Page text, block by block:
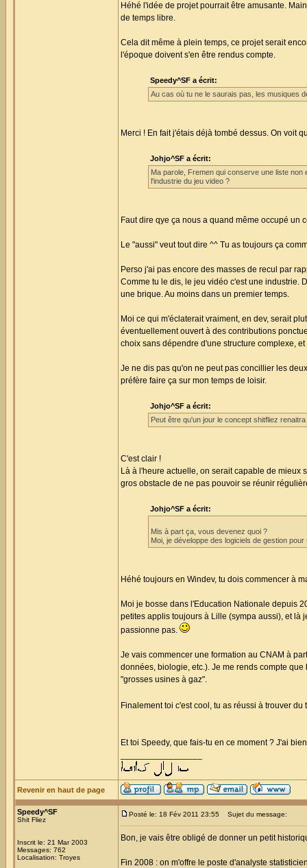
Héhé l'idée de projet pourrait être amusante.
de temps libre.
Cela dit même à plein temps, ce projet serait
l'époque doivent s'en être rendus compte.
Speedy^SF a écrit:
Au cas où tu ne le saurais pas, les musiques
Merci ! En fait j'étais déjà tombé dessus. On voit
Johjo^SF a écrit:
Ma parole, Fremen qui conserve une liste
l'industrie du jeu video ?
Faut dire qye ça nous a quand même occupé un
Le "aussi" veut tout dire ^^ Tu as toujours ça
Perso j'ai pas encore des masses de recul par
Comme tu le dis, le jeu vidéo c'est une industrie.
une brique. Au moins dans un premier temps.
Moi ce qui m'éclaterait vraiment, en dev, serait
éventuellement ouvert à des contributions
choix sans dépendre d'une structure complexe,
Je ne dis pas qu'on ne peut pas concillier les
préfère faire ça sur mon temps de loisir.
Johjo^SF a écrit:
Peut être qu'un jour le concept shitfliez
C'est clair !
Là à l'heure actuelle, on serait capable de mieux
gros obstacle de ne pas pouvoir se réunir
Johjo^SF a écrit:
Mis à part ça, vous devenez quoi ?
Moi, je développe des logiciels de gestion
Héhé toujours en Windev, tu dois commencer à
Moi je bosse dans l'Education Nationale depuis
petites applis toujours à Lille (sympa aussi), et là
passionne pas.
Je vais commencer une formation au CNAM à
données, biologie, etc.). Je me rends compte
"grosses usines à gaz".
Finalement toi c'est cool, tu as réussi à trouver
Et toi Speedy, que fais-tu en ce moment ? J'ai
Revenir en haut de page
Speedy^SF
Shit Fliez
Inscrit le: 21 Mar 2003
Messages: 762
Localisation: Troyes
Posté le: 18 Fév 2011 23:55 Sujet du message:
Bon, je vais être obligé de donner un petit
Fin 2008 : on m'offre le poste d'analyste